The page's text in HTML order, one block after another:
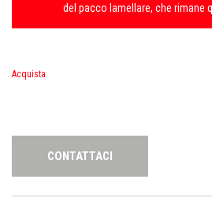
del pacco lamellare, che rimane
Acquista
CONTATTACI